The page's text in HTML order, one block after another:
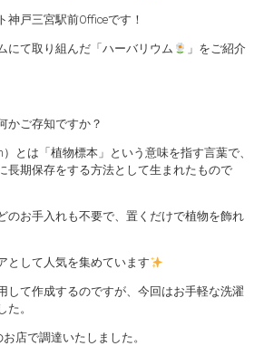
神戸三宮駅前Officeです！
にて取り組んだ「ハーバリウム
」をご紹介
かご存知ですか？
とは「植物標本」という意味を指す言葉で、
長期保存をする方法として生まれたもので
のお手入れも不要で、置くだけで植物を飾れ
として人気を集めています
して作成するのですが、今回はお手軽な洗濯
。
店で調達いたしました。